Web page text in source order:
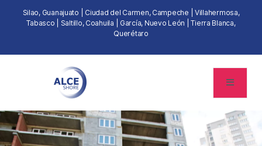
Silao, Guanajuato | Ciudad del Carmen, Campeche | Villahermosa,
Tabasco | Saltillo, Coahuila | García, Nuevo León | Tierra Blanca,
Querétaro